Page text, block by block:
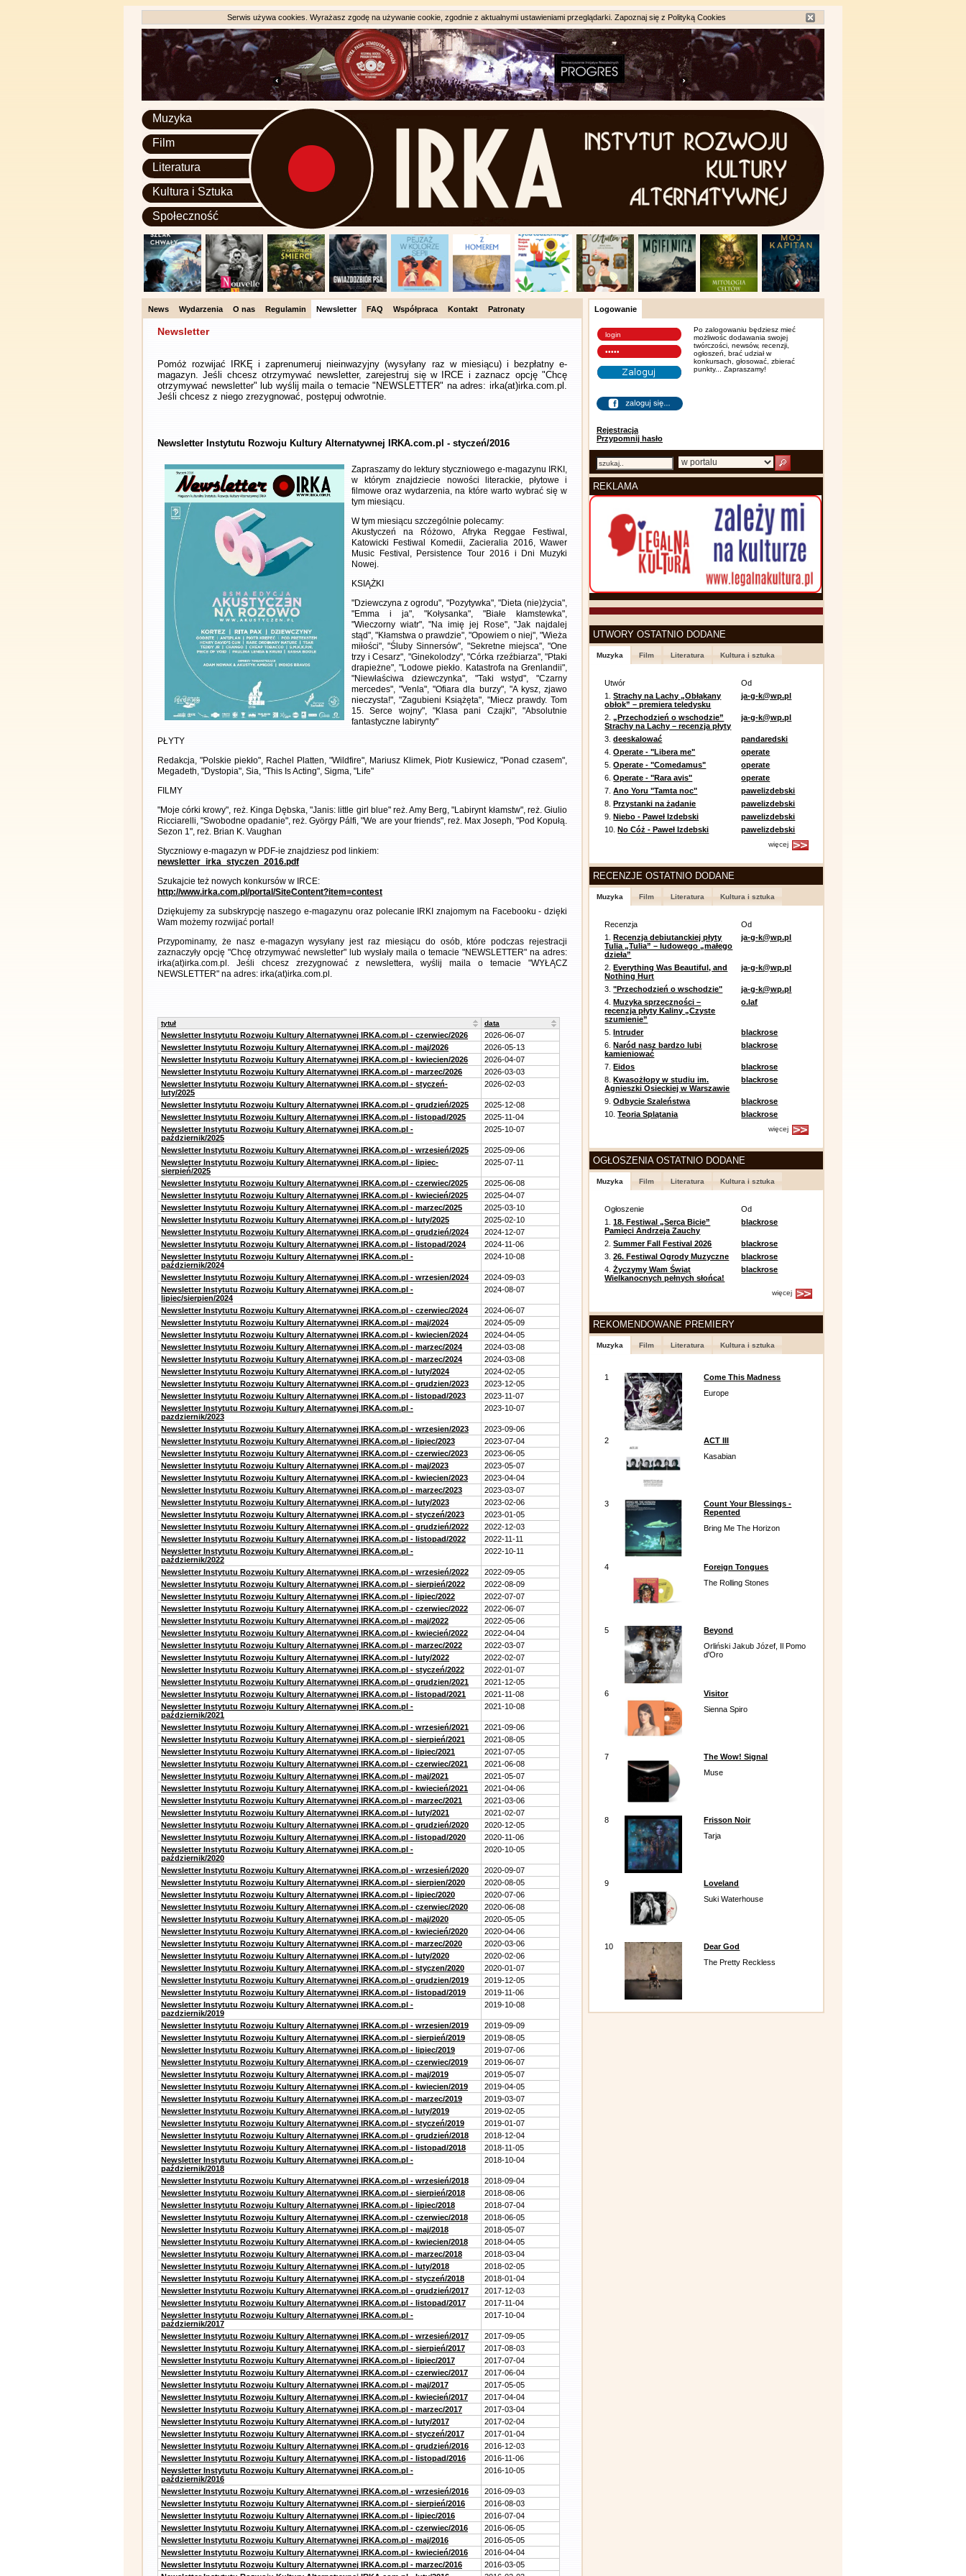
Serwis używa cookies. Wyrażasz zgodę na używanie cookie, zgodnie z aktualnymi ustawieniami przeglądarki. Zapoznaj się z Polityką Cookies
Muzyka
Film
Literatura
Kultura i Sztuka
Społeczność
News Wydarzenia O nas Regulamin Newsletter FAQ Współpraca Kontakt Patronaty
Newsletter
Pomóż rozwijać IRKĘ i zaprenumeruj nieinwazyjny (wysyłany raz w miesiącu) i bezpłatny e-
magazyn. Jeśli chcesz otrzymywać newsletter, zarejestruj się w IRCE i zaznacz opcję "Chcę
otrzymywać newsletter" lub wyślij maila o temacie "NEWSLETTER" na adres: irka(at)irka.com.pl.
Jeśli chcesz z niego zrezygnować, postępuj odwrotnie.
Newsletter Instytutu Rozwoju Kultury Alternatywnej IRKA.com.pl - styczeń/2016
Zapraszamy do lektury styczniowego e-magazynu IRKI,
w którym znajdziecie nowości literackie, płytowe i
filmowe oraz wydarzenia, na które warto wybrać się w
tym miesiącu.
W tym miesiącu szczególnie polecamy:
Akustyczeń na Różowo, Afryka Reggae Festiwal,
Katowicki Festiwal Komedii, Zacieralia 2016, Wawer
Music Festival, Persistence Tour 2016 i Dni Muzyki
Nowej.
KSIĄŻKI
"Dziewczyna z ogrodu", "Pozytywka", "Dieta (nie)życia",
"Emma i ja", "Kołysanka", "Białe kłamstewka",
"Wieczorny wiatr", "Na imię jej Rose", "Jak najdalej
stąd", "Kłamstwa o prawdzie", "Opowiem o niej", "Wieża
miłości", "Śluby Sinnersów", "Sekretne miejsca", "One
trzy i Cesarz", "Ginekolodzy", "Córka rzeźbiarza", "Ptaki
drapieżne", "Lodowe piekło. Katastrofa na Grenlandii",
"Niewłaściwa dziewczynka", "Taki wstyd", "Czarny
mercedes", "Venla", "Ofiara dla burzy", "A kysz, zjawo
nieczysta!", "Zagubieni Książęta", "Miecz prawdy. Tom
15. Serce wojny", "Klasa pani Czajki", "Absolutnie
fantastyczne labirynty"
PŁYTY
Redakcja, "Polskie piekło", Rachel Platten, "Wildfire", Mariusz Klimek, Piotr Kusiewicz, "Ponad czasem",
Megadeth, "Dystopia", Sia, "This Is Acting", Sigma, "Life"
FILMY
"Moje córki krowy", reż. Kinga Dębska, "Janis: little girl blue" reż. Amy Berg, "Labirynt kłamstw", reż. Giulio
Ricciarelli, "Swobodne opadanie", reż. György Pálfi, "We are your friends", reż. Max Joseph, "Pod Kopułą.
Sezon 1", reż. Brian K. Vaughan
Styczniowy e-magazyn w PDF-ie znajdziesz pod linkiem:
newsletter_irka_styczen_2016.pdf
Szukajcie też nowych konkursów w IRCE:
http://www.irka.com.pl/portal/SiteContent?item=contest
Dziękujemy za subskrypcję naszego e-magazynu oraz polecanie IRKI znajomym na Facebooku - dzięki
Wam możemy rozwijać portal!
Przypominamy, że nasz e-magazyn wysyłany jest raz miesiącu do osób, które podczas rejestracji
zaznaczyły opcję "Chcę otrzymywać newsletter" lub wysłały maila o temacie "NEWSLETTER" na adres:
irka(at)irka.com.pl. Jeśli chcesz zrezygnować z newslettera, wyślij maila o temacie "WYŁĄCZ
NEWSLETTER" na adres: irka(at)irka.com.pl.
tytuł data
Newsletter Instytutu Rozwoju Kultury Alternatywnej IRKA.com.pl - czerwiec/2026
2026-06-07
Newsletter Instytutu Rozwoju Kultury Alternatywnej IRKA.com.pl - maj/2026
2026-05-13
Newsletter Instytutu Rozwoju Kultury Alternatywnej IRKA.com.pl - kwiecien/2026
2026-04-07
Newsletter Instytutu Rozwoju Kultury Alternatywnej IRKA.com.pl - marzec/2026
2026-03-03
Newsletter Instytutu Rozwoju Kultury Alternatywnej IRKA.com.pl - styczeń-
luty/2025
2026-02-03
Newsletter Instytutu Rozwoju Kultury Alternatywnej IRKA.com.pl - grudzień/2025
2025-12-08
Newsletter Instytutu Rozwoju Kultury Alternatywnej IRKA.com.pl - listopad/2025
2025-11-04
Newsletter Instytutu Rozwoju Kultury Alternatywnej IRKA.com.pl -
październik/2025
2025-10-07
Newsletter Instytutu Rozwoju Kultury Alternatywnej IRKA.com.pl - wrzesień/2025
2025-09-06
Newsletter Instytutu Rozwoju Kultury Alternatywnej IRKA.com.pl - lipiec-
sierpień/2025
2025-07-11
Newsletter Instytutu Rozwoju Kultury Alternatywnej IRKA.com.pl - czerwiec/2025
2025-06-08
Newsletter Instytutu Rozwoju Kultury Alternatywnej IRKA.com.pl - kwiecień/2025
2025-04-07
Newsletter Instytutu Rozwoju Kultury Alternatywnej IRKA.com.pl - marzec/2025
2025-03-10
Newsletter Instytutu Rozwoju Kultury Alternatywnej IRKA.com.pl - luty/2025
2025-02-10
Newsletter Instytutu Rozwoju Kultury Alternatywnej IRKA.com.pl - grudzień/2024
2024-12-07
Newsletter Instytutu Rozwoju Kultury Alternatywnej IRKA.com.pl - listopad/2024
2024-11-06
Newsletter Instytutu Rozwoju Kultury Alternatywnej IRKA.com.pl -
październik/2024
2024-10-08
Newsletter Instytutu Rozwoju Kultury Alternatywnej IRKA.com.pl - wrzesien/2024
2024-09-03
Newsletter Instytutu Rozwoju Kultury Alternatywnej IRKA.com.pl -
lipiec/sierpien/2024
2024-08-07
Newsletter Instytutu Rozwoju Kultury Alternatywnej IRKA.com.pl - czerwiec/2024
2024-06-07
Newsletter Instytutu Rozwoju Kultury Alternatywnej IRKA.com.pl - maj/2024
2024-05-09
Newsletter Instytutu Rozwoju Kultury Alternatywnej IRKA.com.pl - kwiecien/2024
2024-04-05
Newsletter Instytutu Rozwoju Kultury Alternatywnej IRKA.com.pl - marzec/2024
2024-03-08
Newsletter Instytutu Rozwoju Kultury Alternatywnej IRKA.com.pl - marzec/2024
2024-03-08
Newsletter Instytutu Rozwoju Kultury Alternatywnej IRKA.com.pl - luty/2024
2024-02-05
Newsletter Instytutu Rozwoju Kultury Alternatywnej IRKA.com.pl - grudzien/2023
2023-12-05
Newsletter Instytutu Rozwoju Kultury Alternatywnej IRKA.com.pl - listopad/2023
2023-11-07
Newsletter Instytutu Rozwoju Kultury Alternatywnej IRKA.com.pl -
pazdziernik/2023
2023-10-07
Newsletter Instytutu Rozwoju Kultury Alternatywnej IRKA.com.pl - wrzesien/2023
2023-09-06
Newsletter Instytutu Rozwoju Kultury Alternatywnej IRKA.com.pl - lipiec/2023
2023-07-04
Newsletter Instytutu Rozwoju Kultury Alternatywnej IRKA.com.pl - czerwiec/2023
2023-06-05
Newsletter Instytutu Rozwoju Kultury Alternatywnej IRKA.com.pl - maj/2023
2023-05-07
Newsletter Instytutu Rozwoju Kultury Alternatywnej IRKA.com.pl - kwiecien/2023
2023-04-04
Newsletter Instytutu Rozwoju Kultury Alternatywnej IRKA.com.pl - marzec/2023
2023-03-07
Newsletter Instytutu Rozwoju Kultury Alternatywnej IRKA.com.pl - luty/2023
2023-02-06
Newsletter Instytutu Rozwoju Kultury Alternatywnej IRKA.com.pl - styczeń/2023
2023-01-05
Newsletter Instytutu Rozwoju Kultury Alternatywnej IRKA.com.pl - grudzień/2022
2022-12-03
Newsletter Instytutu Rozwoju Kultury Alternatywnej IRKA.com.pl - listopad/2022
2022-11-11
Newsletter Instytutu Rozwoju Kultury Alternatywnej IRKA.com.pl -
październik/2022
2022-10-11
Newsletter Instytutu Rozwoju Kultury Alternatywnej IRKA.com.pl - wrzesień/2022
2022-09-05
Newsletter Instytutu Rozwoju Kultury Alternatywnej IRKA.com.pl - sierpień/2022
2022-08-09
Newsletter Instytutu Rozwoju Kultury Alternatywnej IRKA.com.pl - lipiec/2022
2022-07-07
Newsletter Instytutu Rozwoju Kultury Alternatywnej IRKA.com.pl - czerwiec/2022
2022-06-07
Newsletter Instytutu Rozwoju Kultury Alternatywnej IRKA.com.pl - maj/2022
2022-05-06
Newsletter Instytutu Rozwoju Kultury Alternatywnej IRKA.com.pl - kwiecień/2022
2022-04-04
Newsletter Instytutu Rozwoju Kultury Alternatywnej IRKA.com.pl - marzec/2022
2022-03-07
Newsletter Instytutu Rozwoju Kultury Alternatywnej IRKA.com.pl - luty/2022
2022-02-07
Newsletter Instytutu Rozwoju Kultury Alternatywnej IRKA.com.pl - styczeń/2022
2022-01-07
Newsletter Instytutu Rozwoju Kultury Alternatywnej IRKA.com.pl - grudzien/2021
2021-12-05
Newsletter Instytutu Rozwoju Kultury Alternatywnej IRKA.com.pl - listopad/2021
2021-11-08
Newsletter Instytutu Rozwoju Kultury Alternatywnej IRKA.com.pl -
październik/2021
2021-10-08
Newsletter Instytutu Rozwoju Kultury Alternatywnej IRKA.com.pl - wrzesień/2021
2021-09-06
Newsletter Instytutu Rozwoju Kultury Alternatywnej IRKA.com.pl - sierpień/2021
2021-08-05
Newsletter Instytutu Rozwoju Kultury Alternatywnej IRKA.com.pl - lipiec/2021
2021-07-05
Newsletter Instytutu Rozwoju Kultury Alternatywnej IRKA.com.pl - czerwiec/2021
2021-06-08
Newsletter Instytutu Rozwoju Kultury Alternatywnej IRKA.com.pl - maj/2021
2021-05-07
Newsletter Instytutu Rozwoju Kultury Alternatywnej IRKA.com.pl - kwiecień/2021
2021-04-06
Newsletter Instytutu Rozwoju Kultury Alternatywnej IRKA.com.pl - marzec/2021
2021-03-06
Newsletter Instytutu Rozwoju Kultury Alternatywnej IRKA.com.pl - luty/2021
2021-02-07
Newsletter Instytutu Rozwoju Kultury Alternatywnej IRKA.com.pl - grudzień/2020
2020-12-05
Newsletter Instytutu Rozwoju Kultury Alternatywnej IRKA.com.pl - listopad/2020
2020-11-06
Newsletter Instytutu Rozwoju Kultury Alternatywnej IRKA.com.pl -
październik/2020
2020-10-05
Newsletter Instytutu Rozwoju Kultury Alternatywnej IRKA.com.pl - wrzesień/2020
2020-09-07
Newsletter Instytutu Rozwoju Kultury Alternatywnej IRKA.com.pl - sierpien/2020
2020-08-05
Newsletter Instytutu Rozwoju Kultury Alternatywnej IRKA.com.pl - lipiec/2020
2020-07-06
Newsletter Instytutu Rozwoju Kultury Alternatywnej IRKA.com.pl - czerwiec/2020
2020-06-08
Newsletter Instytutu Rozwoju Kultury Alternatywnej IRKA.com.pl - maj/2020
2020-05-05
Newsletter Instytutu Rozwoju Kultury Alternatywnej IRKA.com.pl - kwiecień/2020
2020-04-06
Newsletter Instytutu Rozwoju Kultury Alternatywnej IRKA.com.pl - marzec/2020
2020-03-06
Newsletter Instytutu Rozwoju Kultury Alternatywnej IRKA.com.pl - luty/2020
2020-02-06
Newsletter Instytutu Rozwoju Kultury Alternatywnej IRKA.com.pl - styczen/2020
2020-01-07
Newsletter Instytutu Rozwoju Kultury Alternatywnej IRKA.com.pl - grudzien/2019
2019-12-05
Newsletter Instytutu Rozwoju Kultury Alternatywnej IRKA.com.pl - listopad/2019
2019-11-06
Newsletter Instytutu Rozwoju Kultury Alternatywnej IRKA.com.pl -
pazdziernik/2019
2019-10-08
Newsletter Instytutu Rozwoju Kultury Alternatywnej IRKA.com.pl - wrzesien/2019
2019-09-09
Newsletter Instytutu Rozwoju Kultury Alternatywnej IRKA.com.pl - sierpień/2019
2019-08-05
Newsletter Instytutu Rozwoju Kultury Alternatywnej IRKA.com.pl - lipiec/2019
2019-07-06
Newsletter Instytutu Rozwoju Kultury Alternatywnej IRKA.com.pl - czerwiec/2019
2019-06-07
Newsletter Instytutu Rozwoju Kultury Alternatywnej IRKA.com.pl - maj/2019
2019-05-07
Newsletter Instytutu Rozwoju Kultury Alternatywnej IRKA.com.pl - kwiecien/2019
2019-04-05
Newsletter Instytutu Rozwoju Kultury Alternatywnej IRKA.com.pl - marzec/2019
2019-03-07
Newsletter Instytutu Rozwoju Kultury Alternatywnej IRKA.com.pl - luty/2019
2019-02-05
Newsletter Instytutu Rozwoju Kultury Alternatywnej IRKA.com.pl - styczeń/2019
2019-01-07
Newsletter Instytutu Rozwoju Kultury Alternatywnej IRKA.com.pl - grudzień/2018
2018-12-04
Newsletter Instytutu Rozwoju Kultury Alternatywnej IRKA.com.pl - listopad/2018
2018-11-05
Newsletter Instytutu Rozwoju Kultury Alternatywnej IRKA.com.pl -
październik/2018
2018-10-04
Newsletter Instytutu Rozwoju Kultury Alternatywnej IRKA.com.pl - wrzesień/2018
2018-09-04
Newsletter Instytutu Rozwoju Kultury Alternatywnej IRKA.com.pl - sierpień/2018
2018-08-06
Newsletter Instytutu Rozwoju Kultury Alternatywnej IRKA.com.pl - lipiec/2018
2018-07-04
Newsletter Instytutu Rozwoju Kultury Alternatywnej IRKA.com.pl - czerwiec/2018
2018-06-05
Newsletter Instytutu Rozwoju Kultury Alternatywnej IRKA.com.pl - maj/2018
2018-05-07
Newsletter Instytutu Rozwoju Kultury Alternatywnej IRKA.com.pl - kwiecien/2018
2018-04-05
Newsletter Instytutu Rozwoju Kultury Alternatywnej IRKA.com.pl - marzec/2018
2018-03-04
Newsletter Instytutu Rozwoju Kultury Alternatywnej IRKA.com.pl - luty/2018
2018-02-05
Newsletter Instytutu Rozwoju Kultury Alternatywnej IRKA.com.pl - styczeń/2018
2018-01-04
Newsletter Instytutu Rozwoju Kultury Alternatywnej IRKA.com.pl - grudzień/2017
2017-12-03
Newsletter Instytutu Rozwoju Kultury Alternatywnej IRKA.com.pl - listopad/2017
2017-11-04
Newsletter Instytutu Rozwoju Kultury Alternatywnej IRKA.com.pl -
październik/2017
2017-10-04
Newsletter Instytutu Rozwoju Kultury Alternatywnej IRKA.com.pl - wrzesień/2017
2017-09-05
Newsletter Instytutu Rozwoju Kultury Alternatywnej IRKA.com.pl - sierpień/2017
2017-08-03
Newsletter Instytutu Rozwoju Kultury Alternatywnej IRKA.com.pl - lipiec/2017
2017-07-04
Newsletter Instytutu Rozwoju Kultury Alternatywnej IRKA.com.pl - czerwiec/2017
2017-06-04
Newsletter Instytutu Rozwoju Kultury Alternatywnej IRKA.com.pl - maj/2017
2017-05-05
Newsletter Instytutu Rozwoju Kultury Alternatywnej IRKA.com.pl - kwiecień/2017
2017-04-04
Newsletter Instytutu Rozwoju Kultury Alternatywnej IRKA.com.pl - marzec/2017
2017-03-04
Newsletter Instytutu Rozwoju Kultury Alternatywnej IRKA.com.pl - luty/2017
2017-02-04
Newsletter Instytutu Rozwoju Kultury Alternatywnej IRKA.com.pl - styczeń/2017
2017-01-04
Newsletter Instytutu Rozwoju Kultury Alternatywnej IRKA.com.pl - grudzień/2016
2016-12-03
Newsletter Instytutu Rozwoju Kultury Alternatywnej IRKA.com.pl - listopad/2016
2016-11-06
Newsletter Instytutu Rozwoju Kultury Alternatywnej IRKA.com.pl -
październik/2016
2016-10-05
Newsletter Instytutu Rozwoju Kultury Alternatywnej IRKA.com.pl - wrzesień/2016
2016-09-03
Newsletter Instytutu Rozwoju Kultury Alternatywnej IRKA.com.pl - sierpień/2016
2016-08-03
Newsletter Instytutu Rozwoju Kultury Alternatywnej IRKA.com.pl - lipiec/2016
2016-07-04
Newsletter Instytutu Rozwoju Kultury Alternatywnej IRKA.com.pl - czerwiec/2016
2016-06-05
Newsletter Instytutu Rozwoju Kultury Alternatywnej IRKA.com.pl - maj/2016
2016-05-05
Newsletter Instytutu Rozwoju Kultury Alternatywnej IRKA.com.pl - kwiecień/2016
2016-04-04
Newsletter Instytutu Rozwoju Kultury Alternatywnej IRKA.com.pl - marzec/2016
2016-03-05
Logowanie
Rejestracja
Przypomnij hasło
Po zalogowaniu będziesz mieć
możliwośc dodawania swojej
twórczości, newsów, recenzji,
ogłoszeń, brać udział w
konkursach, głosować, zbierać
punkty... Zapraszamy!
REKLAMA
UTWORY OSTATNIO DODANE
Muzyka Film Literatura Kultura i sztuka
Utwór
Od
1.Strachy na Lachy „Obłąkany
obłok” – premiera teledysku
ja-g-k@wp.pl
2.„Przechodzień o wschodzie”
Strachy na Lachy – recenzja płyty
ja-g-k@wp.pl
3.deeskalować
pandaredski
4.Operate - "Libera me"
operate
5.Operate - "Comedamus"
operate
6.Operate - "Rara avis"
operate
7.Ano Yoru "Tamta noc"
pawelizdebski
8.Przystanki na żądanie
pawelizdebski
9.Niebo - Paweł Izdebski
pawelizdebski
10.No Cóż - Paweł Izdebski pawelizdebski
więcej
RECENZJE OSTATNIO DODANE
Muzyka Film Literatura Kultura i sztuka
Recenzja
Od
1.Recenzja debiutanckiej płyty
Tulia „Tulia” – ludowego „małego
dzieła”
ja-g-k@wp.pl
2.Everything Was Beautiful, and
Nothing Hurt
ja-g-k@wp.pl
3."Przechodzień o wschodzie"
ja-g-k@wp.pl
4.Muzyka sprzeczności –
recenzja płyty Kaliny „Czyste
szumienie”
o.laf
5.Intruder
blackrose
6.Naród nasz bardzo lubi
kamieniować
blackrose
7.Eidos
blackrose
8.Kwasożłopy w studiu im.
Agnieszki Osieckiej w Warszawie
blackrose
9.Odbycie Szaleństwa
blackrose
10.Teoria Splątania blackrose
więcej
OGŁOSZENIA OSTATNIO DODANE
Muzyka Film Literatura Kultura i sztuka
Ogłoszenie
Od
1.18. Festiwal „Serca Bicie”
Pamięci Andrzeja Zauchy
blackrose
2.Summer Fall Festival 2026
blackrose
3.26. Festiwal Ogrody Muzyczne
blackrose
4.Życzymy Wam Świąt
Wielkanocnych pełnych słońca!
blackrose
więcej
REKOMENDOWANE PREMIERY
Muzyka Film Literatura Kultura i sztuka
1
Come This Madness
Europe
2
ACT III
Kasabian
3
Count Your Blessings -
Repented
Bring Me The Horizon
4
Foreign Tongues
The Rolling Stones
5
Beyond
Orliński Jakub Józef, Il Pomo
d'Oro
6
Visitor
Sienna Spiro
7
The Wow! Signal
Muse
8
Frisson Noir
Tarja
9
Loveland
Suki Waterhouse
10
Dear God
The Pretty Reckless